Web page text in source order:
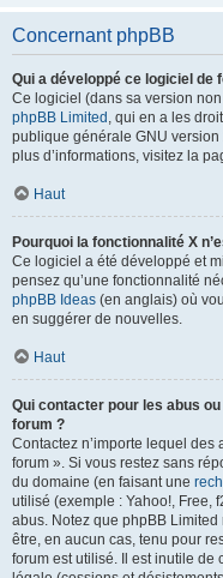
Concernant phpBB
Qui a développé ce logiciel de
Ce logiciel (dans sa version
phpBB Limited , qui en a les
publique générale GNU
plus d’informations, visitez la
Haut
Pourquoi la fonctionnalité X
Ce logiciel a été développé et
pensez qu’une fonctionnalité
phpBB Ideas (en anglais) où
en suggérer de nouvelles.
Haut
Qui contacter pour les abus
forum ?
Contactez n’importe lequel des
forum ». Si vous restez sans
du domaine (en faisant une
utilisé (exemple : Yahoo!, Free,
abus. Notez que phpBB Limited
être, en aucun cas, tenu pour
forum est utilisé. Il est inutile de